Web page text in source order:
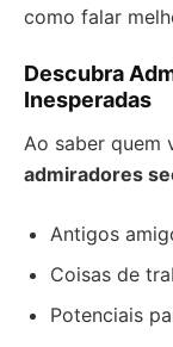
como falar
Descubra
Inesperadas
Ao saber quem
admiradores
Antigos
Coisas de
Potenciais